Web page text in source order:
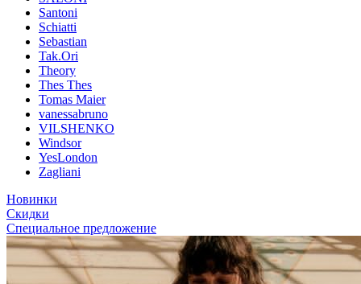
Santoni
Schiatti
Sebastian
Tak.Ori
Theory
Thes Thes
Tomas Maier
vanessabruno
VILSHENKO
Windsor
YesLondon
Zagliani
Новинки
Скидки
Специальное предложение